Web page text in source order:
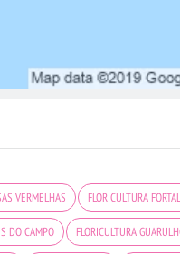
VERMELHAS FLORICULTURA
DO CAMPO FLORICULTURA